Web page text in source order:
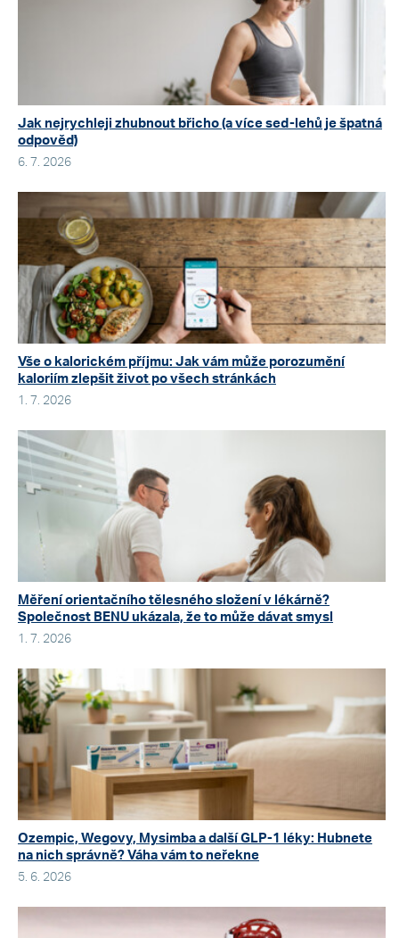
Jak nejrychleji zhubnout břicho (a více sed-lehů je špatná
odpověď)
6. 7. 2026
Vše o kalorickém příjmu: Jak vám může porozumění
kaloriím zlepšit život po všech stránkách
1. 7. 2026
Měření orientačního tělesného složení v lékárně?
Společnost BENU ukázala, že to může dávat smysl
1. 7. 2026
Ozempic, Wegovy, Mysimba a další GLP-1 léky: Hubnete
na nich správně? Váha vám to neřekne
5. 6. 2026